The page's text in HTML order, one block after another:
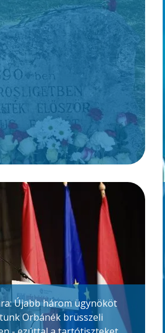
Újabb három ügynököt
Orbánék brüsszeli